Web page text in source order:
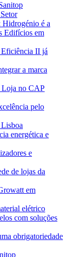
Hidrogénio é a
Edifícios em
Eficiência II já
a marca
Loja no CAP
pelo
energética e
e
de lojas da
em
elétrico
com soluções
obrigatoriedade